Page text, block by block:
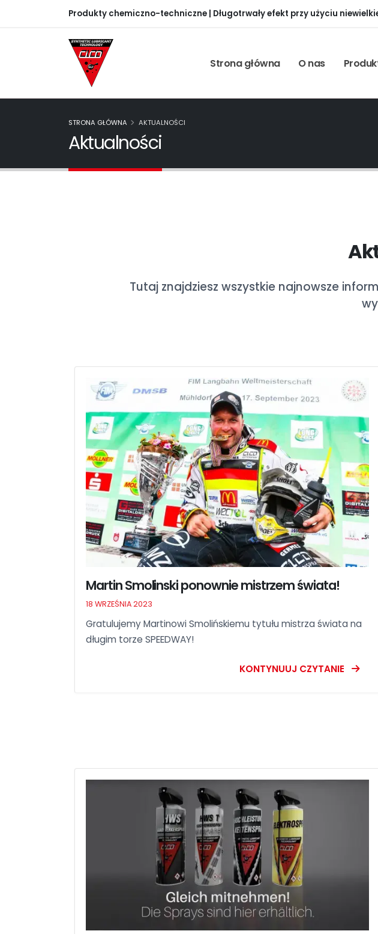
Produkty chemiczno-techniczne | Długotrwały efekt przy użyciu
Strona główna O nas
STRONA GŁÓWNA AKTUALNOŚCI
Aktualności
Tutaj znajdziesz wszystkie najnowsze
Martin Smolinski ponownie mistrzem świata!
18 WRZEŚNIA 2023
Gratulujemy Martinowi Smolińskiemu tytułu mistrza świata na
długim torze SPEEDWAY!
KONTYNUUJ CZYTANIE